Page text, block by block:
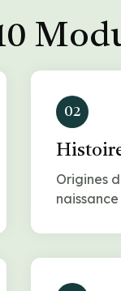
02
Origines